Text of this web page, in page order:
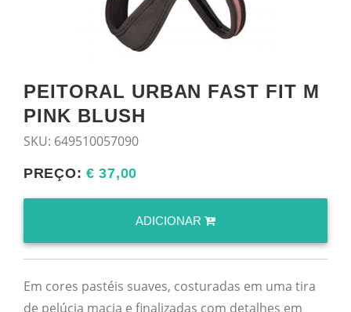
PEITORAL URBAN FAST FIT M
PINK BLUSH
SKU: 649510057090
PREÇO:€ 37,00
ADICIONAR
Em cores pastéis suaves, costuradas em uma tira
de pelúcia macia e finalizadas com detalhes em